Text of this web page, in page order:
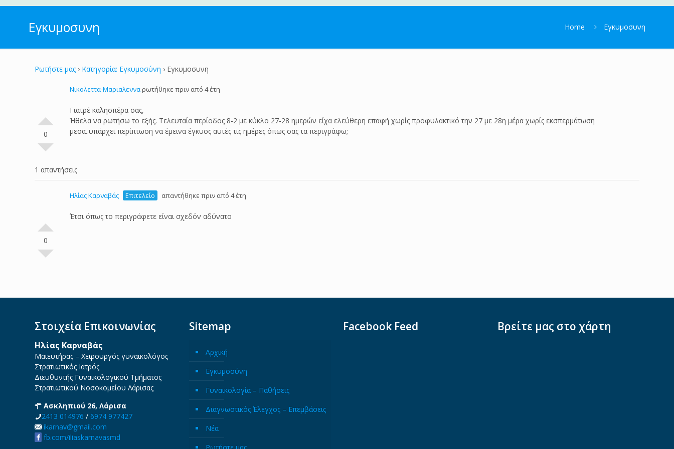
Εγκυμοσυνη Home Εγκυμοσυνη
Ρωτήστε μας › Κατηγορία: Εγκυμοσύνη › Εγκυμοσυνη
0
Nικολεττα-Μαριαλενναρωτήθηκε πριν από 4 έτη
Γιατρέ καλησπέρα σας,
Ήθελα να ρωτήσω το εξής. Τελευταία περίοδος 8-2 με κύκλο 27-28 ημερών είχα ελεύθερη επαφή χωρίς προφυλακτικό την 27 με 28η μέρα χωρίς εκσπερμάτωση
μεσα..υπάρχει περίπτωση να έμεινα έγκυος αυτές τις ημέρες όπως σας τα περιγράφω;
1 απαντήσεις
0
Ηλίας Καρναβάς Επιτελείο απαντήθηκε πριν από 4 έτη
Έτσι όπως το περιγράφετε είναι σχεδόν αδύνατο
Στοιχεία Επικοινωνίας
Ηλίας Καρναβάς
Μαιευτήρας – Χειρουργός γυναικολόγος
Στρατιωτικός Ιατρός
Διευθυντής Γυναικολογικού Τμήματος
Στρατιωτικού Νοσοκομείου Λάρισας
Ασκληπιού 26, Λάρισα
2413 014976 / 6974 977427
ikarnav@gmail.com
fb.com/iliaskarnavasmd
Sitemap
Αρχική
Εγκυμοσύνη
Γυναικολογία – Παθήσεις
Διαγνωστικός Έλεγχος – Επεμβάσεις
Νέα
Facebook Feed Βρείτε μας στο χάρτη